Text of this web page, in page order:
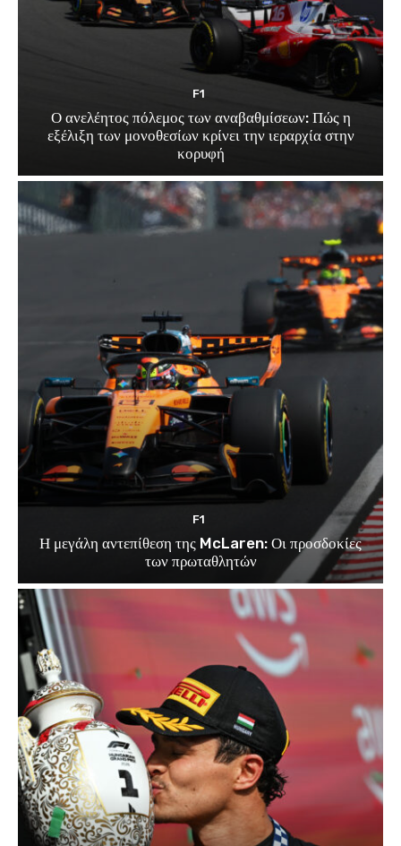
F1
Ο ανελέητος πόλεμος των αναβαθμίσεων: Πώς η
εξέλιξη των μονοθεσίων κρίνει την ιεραρχία στην
κορυφή
F1
Η μεγάλη αντεπίθεση της McLaren: Οι προσδοκίες
των πρωταθλητών